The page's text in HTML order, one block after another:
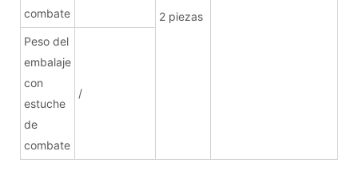
combate
2 piezas
Peso del
embalaje
con
estuche
de
combate
/